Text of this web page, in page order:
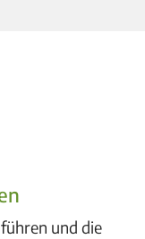
und die